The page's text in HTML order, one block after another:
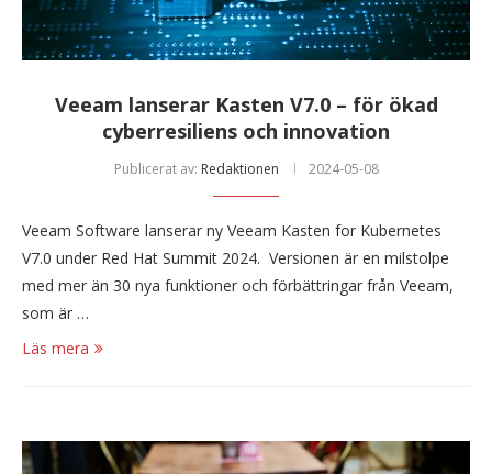
Veeam lanserar Kasten V7.0 – för ökad
cyberresiliens och innovation
Publicerat av: Redaktionen 2024-05-08
Veeam Software lanserar ny Veeam Kasten for Kubernetes
V7.0 under Red Hat Summit 2024. Versionen är en milstolpe
med mer än 30 nya funktioner och förbättringar från Veeam,
som är …
Läs mera